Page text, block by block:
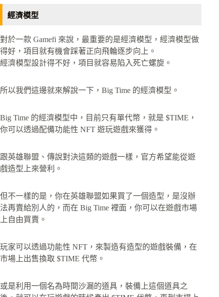
經濟模型
對於一款 Gamefi 來說，最重要的是經濟模型，經濟模型做
得好，項目就有機會踩著正向飛輪逐步向上。
經濟模型設計得不好，項目就容易陷入死亡螺旋。
所以我們這邊就來解說一下，Big Time 的經濟模型。
Big Time 的經濟模型中，目前只有單代幣，就是 $TIME，
你可以透過配備功能性 NFT 遊玩遊戲來獲得。
跟英雄聯盟、傳說對決這類的遊戲一樣，官方希望能從遊
戲造型上來營利。
但不一樣的是，你在英雄聯盟如果買了一個造型，是沒辦
法再賣給別人的，而在 Big Time 裡面，你可以在遊戲市場
上自由買賣。
玩家可以透過功能性 NFT，來製造有造型的遊戲裝備，在
市場上出售換取 $TIME 代幣。
或是利用一個名為時間沙漏的道具，裝備上這個道具之